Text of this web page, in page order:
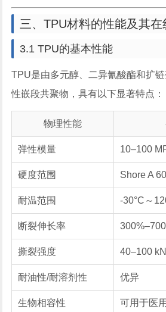
三、TPU材料的性能及其在
3.1 TPU的基本性能
TPU是由多元醇、二异氰酸酯和扩
性嵌段共聚物，具有以下显著特点：
物理性能
弹性模量 10–100
硬度范围 Shore A
耐温范围 -30°C～
断裂伸长率
撕裂强度 40–100
耐油性/耐溶剂性 优异
生物相容性 可用于医